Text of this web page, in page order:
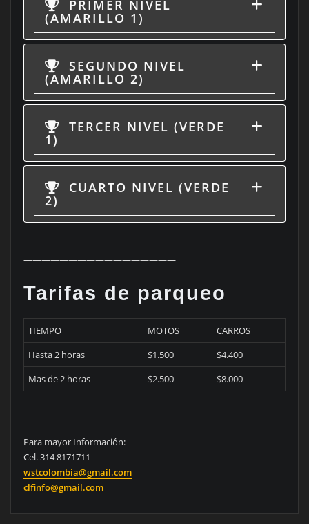
PRIMER NIVEL
(AMARILLO 1)
SEGUNDO NIVEL
(AMARILLO 2)
TERCER NIVEL (VERDE
1)
CUARTO NIVEL (VERDE
2)
—————————————————
Tarifas de parqueo
TIEMPO MOTOS
CARROS
Hasta 2 horas
$1.500
$4.400
Mas de 2 horas
$2.500 $8.000
Para mayor Información:
Cel. 314 8171711
wstcolombia@gmail.com
clfinfo@gmail.com